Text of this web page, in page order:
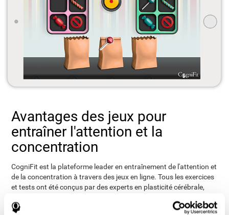
Avantages des jeux pour
entraîner l'attention et la
concentration
CogniFit est la plateforme leader en entraînement de l'attention et
de la concentration à travers des jeux en ligne. Tous les exercices
et tests ont été conçus par des experts en plasticité cérébrale,
informatique pour stimuler l'attention, offre de nombreux